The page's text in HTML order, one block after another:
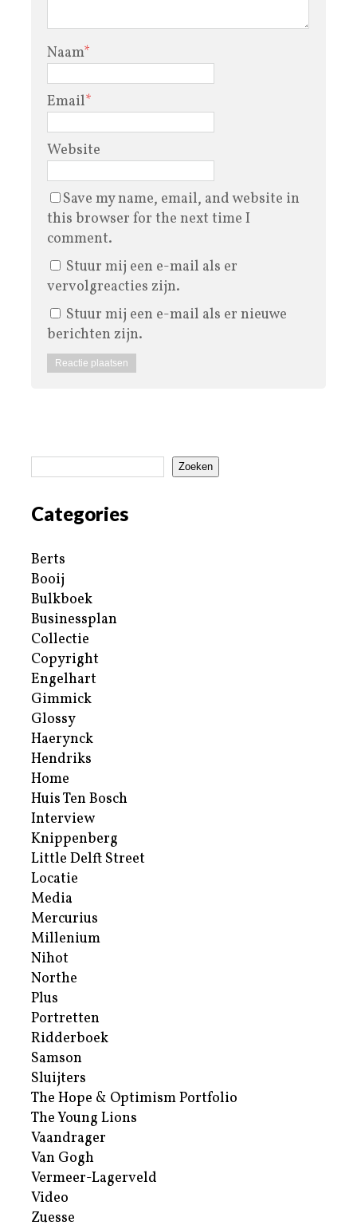
Naam*
Email*
Website
Save my name, email, and website in
this browser for the next time I
comment.
Stuur mij een e-mail als er
vervolgreacties zijn.
Stuur mij een e-mail als er nieuwe
berichten zijn.
Zoeken
Categories
Berts
Booij
Bulkboek
Businessplan
Collectie
Copyright
Engelhart
Gimmick
Glossy
Haerynck
Hendriks
Home
Huis Ten Bosch
Interview
Knippenberg
Little Delft Street
Locatie
Media
Mercurius
Millenium
Nihot
Northe
Plus
Portretten
Ridderboek
Samson
Sluijters
The Hope & Optimism Portfolio
The Young Lions
Vaandrager
Van Gogh
Vermeer-Lagerveld
Video
Zuesse